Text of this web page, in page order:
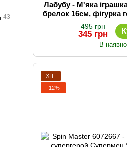
Лабубу - М'яка
брелок 16см, фігурка
495 грн
345 грн
В
ХІТ
−12%
43